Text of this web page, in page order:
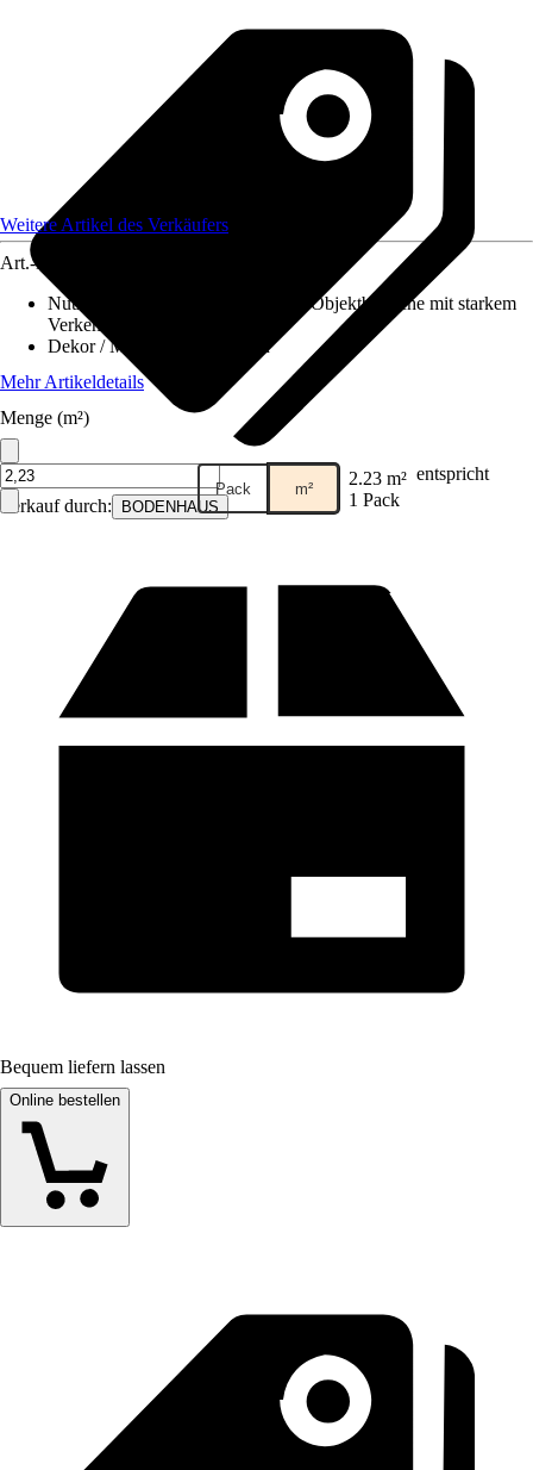
Verkauf durch: BODENHAUS
Weitere Artikel des Verkäufers
Art.-Nr.
Nutzungsklasse
33 - Gewerbliche/Objektbereiche mit starkem
Verkehr
Dekor / Muster
Schiffsboden
Mehr Artikeldetails
Menge (m²)
Pack m² 2.23 m² entspricht
1 Pack
Bequem liefern lassen
Online bestellen